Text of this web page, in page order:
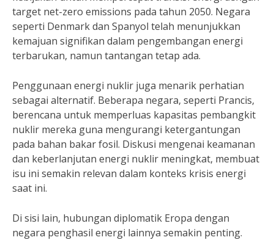
target net-zero emissions pada tahun 2050. Negara
seperti Denmark dan Spanyol telah menunjukkan
kemajuan signifikan dalam pengembangan energi
terbarukan, namun tantangan tetap ada.
Penggunaan energi nuklir juga menarik perhatian
sebagai alternatif. Beberapa negara, seperti Prancis,
berencana untuk memperluas kapasitas pembangkit
nuklir mereka guna mengurangi ketergantungan
pada bahan bakar fosil. Diskusi mengenai keamanan
dan keberlanjutan energi nuklir meningkat, membuat
isu ini semakin relevan dalam konteks krisis energi
saat ini.
Di sisi lain, hubungan diplomatik Eropa dengan
negara penghasil energi lainnya semakin penting.